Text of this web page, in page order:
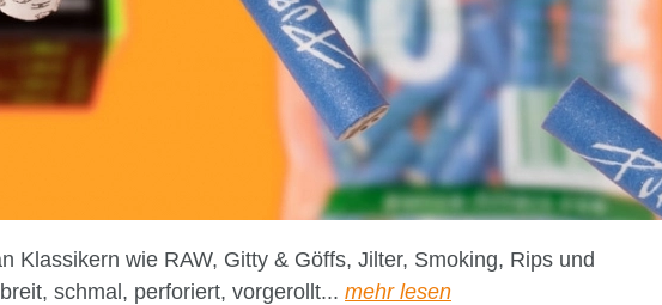
wie RAW, Gitty & Göffs, Jilter, Smoking, Rips und
schmal, perforiert, vorgerollt... mehr lesen